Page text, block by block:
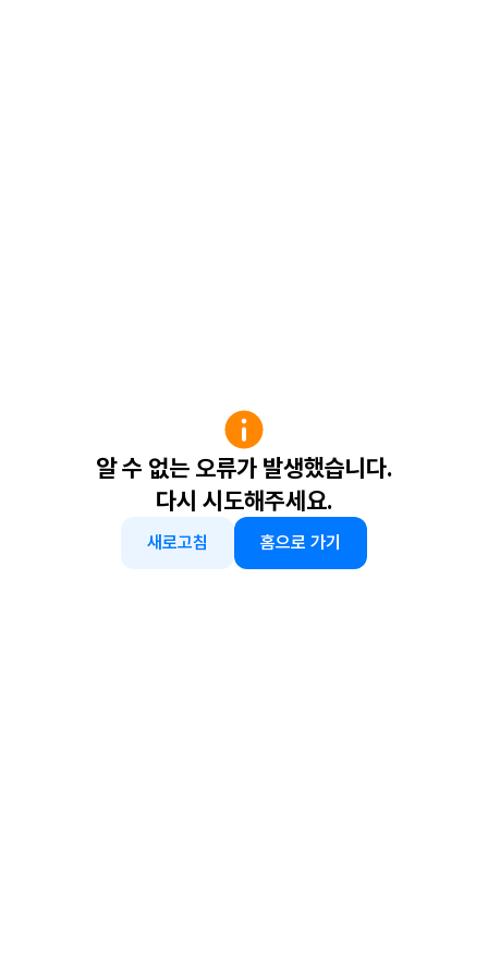
알 수 없는 오류가 발생했습니다.
다시 시도해주세요.
새로고침 홈으로 가기